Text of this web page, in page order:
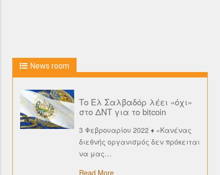
News room
Το Ελ Σαλβαδόρ λέει «όχι»
στο ΔΝΤ για το bitcoin
3 Φεβρουαρίου 2022 ♦ «Κανένας
διεθνής οργανισμός δεν πρόκειται
να μας…
Read More